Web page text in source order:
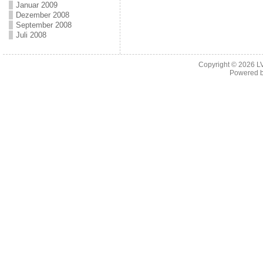
Januar 2009
Dezember 2008
September 2008
Juli 2008
Copyright © 2026
Powered